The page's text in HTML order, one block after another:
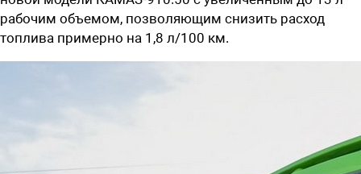
рабочим объемом, позволяющим снизить расход
топлива примерно на 1,8 л/100 км.